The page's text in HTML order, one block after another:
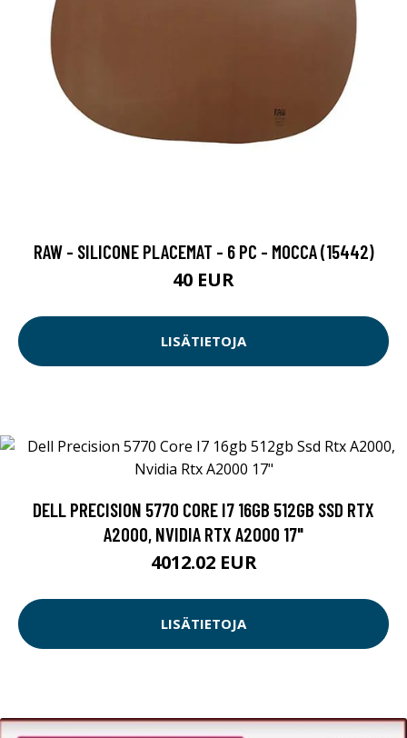
RAW - SILICONE PLACEMAT - 6 PC - MOCCA (15442)
40 EUR
LISÄTIETOJA
DELL PRECISION 5770 CORE I7 16GB 512GB SSD RTX
A2000, NVIDIA RTX A2000 17"
4012.02 EUR
LISÄTIETOJA